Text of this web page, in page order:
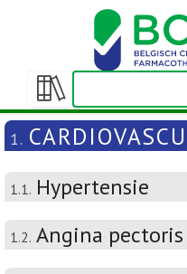
Weergeven/verbergen
inhoudstafel
1.
1.1. Hypertensie
1.2. Angina pectoris